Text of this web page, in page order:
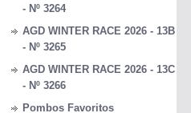
- Nº 3264
AGD WINTER RACE 2026 - 13B
- Nº 3265
AGD WINTER RACE 2026 - 13C
- Nº 3266
Pombos Favoritos